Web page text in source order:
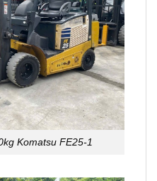
Komatsu FE25-1